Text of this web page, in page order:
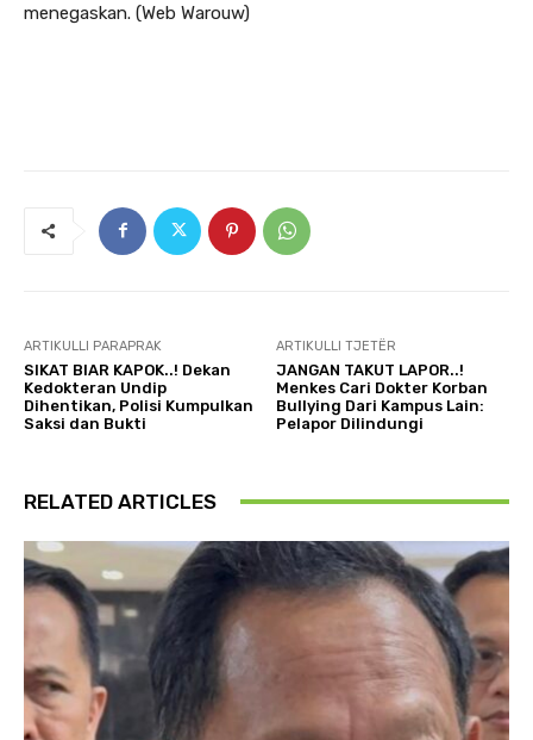
menegaskan. (Web Warouw)
ARTIKULLI PARAPRAK
SIKAT BIAR KAPOK..! Dekan
Kedokteran Undip
Dihentikan, Polisi Kumpulkan
Saksi dan Bukti
ARTIKULLI TJETËR
JANGAN TAKUT LAPOR..!
Menkes Cari Dokter Korban
Bullying Dari Kampus Lain:
Pelapor Dilindungi
RELATED ARTICLES